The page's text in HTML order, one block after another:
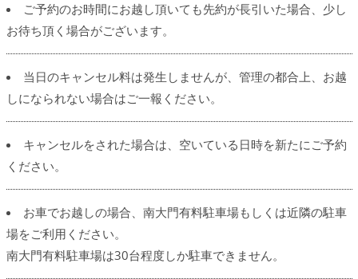
ご予約のお時間にお越し頂いても先約が長引いた場合、少し
お待ち頂く場合がございます。
当日のキャンセル料は発生しませんが、管理の都合上、お越
しになられない場合はご一報ください。
キャンセルをされた場合は、空いている日時を新たにご予約
ください。
お車でお越しの場合、南大門有料駐車場もしくは近隣の駐車
場をご利用ください。
南大門有料駐車場は30台程度しか駐車できません。